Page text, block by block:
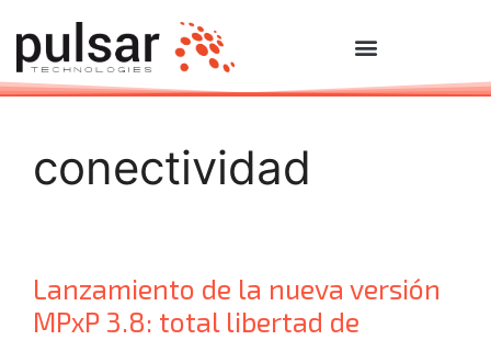
conectividad
Lanzamiento de la nueva versión
MPxP 3.8: total libertad de